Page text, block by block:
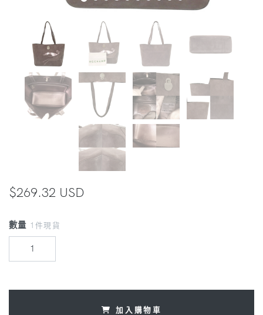
$269.32 USD
數量 1件現貨
加入購物車